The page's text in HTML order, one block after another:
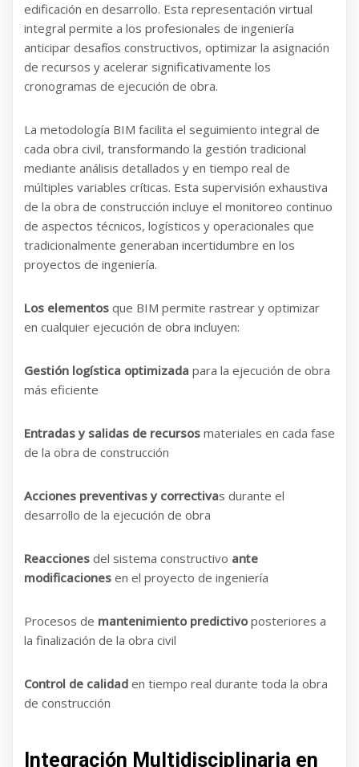
edificación en desarrollo. Esta representación virtual
integral permite a los profesionales de ingeniería
anticipar desafíos constructivos, optimizar la asignación
de recursos y acelerar significativamente los
cronogramas de ejecución de obra.
La metodología BIM facilita el seguimiento integral de
cada obra civil, transformando la gestión tradicional
mediante análisis detallados y en tiempo real de
múltiples variables críticas. Esta supervisión exhaustiva
de la obra de construcción incluye el monitoreo continuo
de aspectos técnicos, logísticos y operacionales que
tradicionalmente generaban incertidumbre en los
proyectos de ingeniería.
Los elementos que BIM permite rastrear y optimizar
en cualquier ejecución de obra incluyen:
Gestión logística optimizada para la ejecución de obra
más eficiente
Entradas y salidas de recursos materiales en cada fase
de la obra de construcción
Acciones preventivas y correctivas durante el
desarrollo de la ejecución de obra
Reacciones del sistema constructivo ante
modificaciones en el proyecto de ingeniería
Procesos de mantenimiento predictivo posteriores a
la finalización de la obra civil
Control de calidad en tiempo real durante toda la obra
de construcción
Integración Multidisciplinaria en